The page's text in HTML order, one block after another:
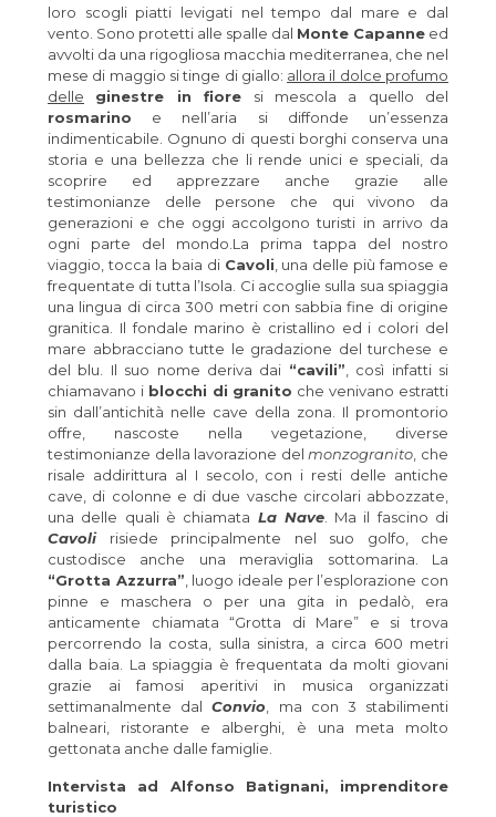
loro scogli piatti levigati nel tempo dal mare e dal
vento. Sono protetti alle spalle dal Monte Capanne ed
avvolti da una rigogliosa macchia mediterranea, che nel
mese di maggio si tinge di giallo: allora il dolce profumo
delle
ginestre in fiore si mescola a quello del
rosmarino e nell’aria si diffonde un’essenza
indimenticabile. Ognuno di questi borghi conserva una
storia e una bellezza che li rende unici e speciali, da
scoprire ed apprezzare anche grazie alle
testimonianze delle persone che qui vivono da
generazioni e che oggi accolgono turisti in arrivo da
ogni parte del mondo.La prima tappa del nostro
viaggio, tocca la baia di Cavoli , una delle più famose e
frequentate di tutta l’Isola. Ci accoglie sulla sua spiaggia
una lingua di circa 300 metri con sabbia fine di origine
granitica. Il fondale marino è cristallino ed i colori del
mare abbracciano tutte le gradazione del turchese e
del blu. Il suo nome deriva dai “cavili” , così infatti si
chiamavano i blocchi di granito che venivano estratti
sin dall’antichità nelle cave della zona. Il promontorio
offre, nascoste nella vegetazione, diverse
testimonianze della lavorazione del monzogranito , che
risale addirittura al I secolo, con i resti delle antiche
cave, di colonne e di due vasche circolari abbozzate,
una delle quali è chiamata La Nave. Ma il fascino di
Cavolirisiede principalmente nel suo golfo, che
custodisce anche una meraviglia sottomarina. La
“Grotta Azzurra” , luogo ideale per l’esplorazione con
pinne e maschera o per una gita in pedalò, era
anticamente chiamata “Grotta di Mare” e si trova
percorrendo la costa, sulla sinistra, a circa 600 metri
dalla baia. La spiaggia è frequentata da molti giovani
grazie ai famosi aperitivi in musica organizzati
settimanalmente dalConvio , ma con 3 stabilimenti
balneari, ristorante e alberghi, è una meta molto
gettonata anche dalle famiglie.
Intervista ad Alfonso Batignani, imprenditore
turistico